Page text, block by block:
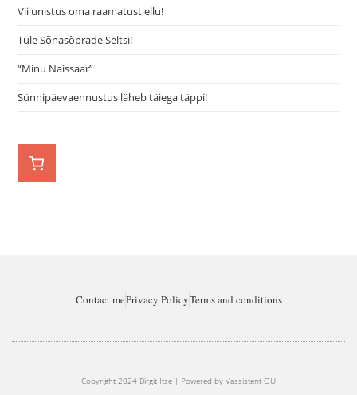
Vii unistus oma raamatust ellu!
Tule Sõnasõprade Seltsi!
“Minu Naissaar”
Sünnipäevaennustus läheb täiega täppi!
Contact mePrivacy PolicyTerms and conditions
Copyright 2024 Birgit Itse | Powered by Vassistent OÜ